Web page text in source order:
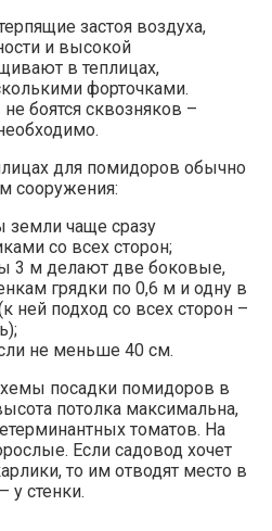
застоя воздуха,
и высокой
в теплицах,
форточками.
боятся сквозняков –
для помидоров обычно
сооружения:
земли чаще сразу
со всех сторон;
3 м делают две боковые,
грядки по 0,6 м и одну в
ней подход со всех сторон –
не меньше 40 см.
посадки помидоров в
потолка максимальна,
томатов. На
Если садовод хочет
то им отводят место в
у стенки.